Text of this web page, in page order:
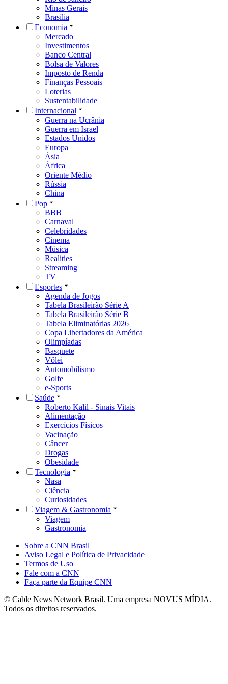
Minas Gerais
Brasília
Economia
Mercado
Investimentos
Banco Central
Bolsa de Valores
Imposto de Renda
Finanças Pessoais
Loterias
Sustentabilidade
Internacional
Guerra na Ucrânia
Guerra em Israel
Estados Unidos
Europa
Ásia
África
Oriente Médio
Rússia
China
Pop
BBB
Carnaval
Celebridades
Cinema
Música
Realities
Streaming
TV
Esportes
Agenda de Jogos
Tabela Brasileirão Série A
Tabela Brasileirão Série B
Tabela Eliminatórias 2026
Copa Libertadores da América
Olimpíadas
Basquete
Vôlei
Automobilismo
Golfe
e-Sports
Saúde
Roberto Kalil - Sinais Vitais
Alimentação
Exercícios Físicos
Vacinação
Câncer
Drogas
Obesidade
Tecnologia
Nasa
Ciência
Curiosidades
Viagem & Gastronomia
Viagem
Gastronomia
Sobre a CNN Brasil
Aviso Legal e Política de Privacidade
Termos de Uso
Fale com a CNN
Faça parte da Equipe CNN
© Cable News Network Brasil. Uma empresa NOVUS MÍDIA.
Todos os direitos reservados.